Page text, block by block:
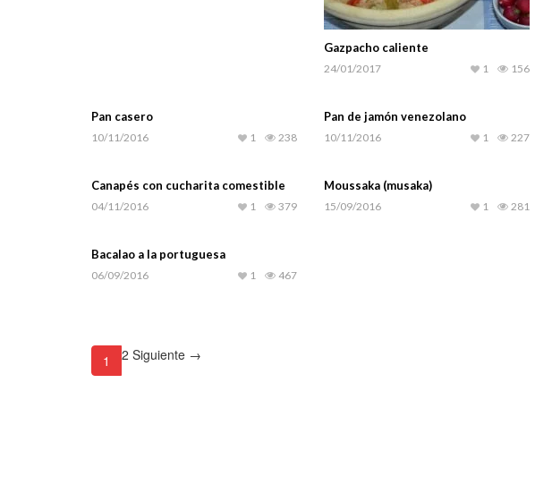
Gazpacho caliente
24/01/2017 156
1
Pan casero
10/11/2016 238
1
Pan de jamón venezolano
10/11/2016 227
1
Canapés con cucharita comestible
04/11/2016 379
1
Moussaka (musaka)
15/09/2016 281
1
Bacalao a la portuguesa
06/09/2016 467
1
1 2 Siguiente →